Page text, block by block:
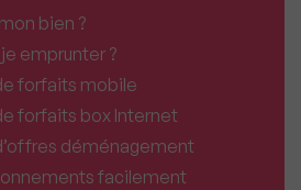
bien ?
emprunter ?
forfaits mobile
forfaits box Internet
déménagement
facilement